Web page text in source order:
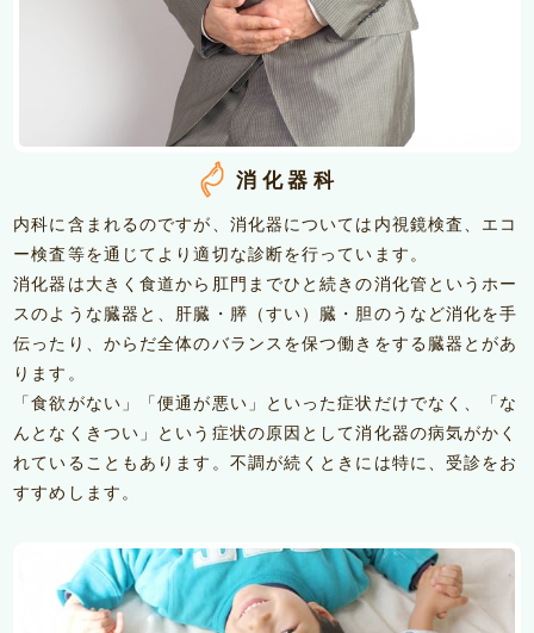
消化器科
内科に含まれるのですが、消化器については内視鏡検査、エコ
ー検査等を通じてより適切な診断を行っています。
消化器は大きく食道から肛門までひと続きの消化管というホー
スのような臓器と、肝臓・膵（すい）臓・胆のうなど消化を手
伝ったり、からだ全体のバランスを保つ働きをする臓器とがあ
ります。
「食欲がない」「便通が悪い」といった症状だけでなく、「な
んとなくきつい」という症状の原因として消化器の病気がかく
れていることもあります。不調が続くときには特に、受診をお
すすめします。